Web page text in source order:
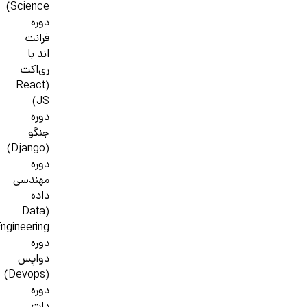
Science)
دوره
فرانت
اند با
ری‌اکت
(React
JS)
دوره
جنگو
(Django)
دوره
مهندسی
داده
(Data
دوره
دواپس
(Devops)
دوره